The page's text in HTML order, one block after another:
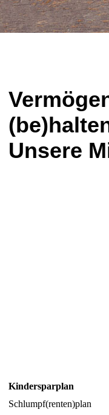
Unsere
Kindersparplan
Schlumpf(renten)plan